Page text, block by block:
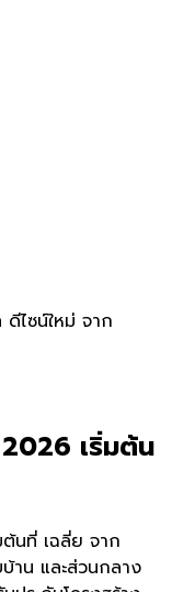
ดีไซน์ใหม่ จาก
เริ่มต้น
ต้นที่ เฉลี่ย จาก
าน และส่วนกลาง